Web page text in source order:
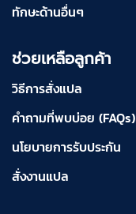
ทักษะด้านอื่นๆ
ช่วยเหลือลูกค้า
วิธีการสั่งแปล
คำถามที่พบบ่อย (FAQs)
นโยบายการรับประกัน
สั่งงานแปล